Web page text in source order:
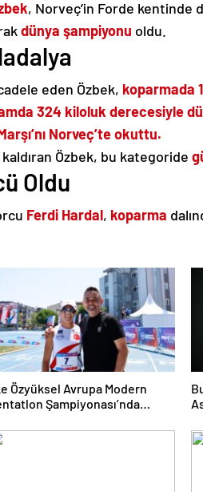
, Norveç’in Forde kentinde
dünya şampiyonu oldu.
eden Özbek, koparmada
324 kiloluk derecesiyle
Norveç’te okuttu.
kaldıran Özbek, bu kategoride
Oldu
Ferdi Hardal, koparma
Özyüksel Avrupa Modern
Şampiyonası’nda